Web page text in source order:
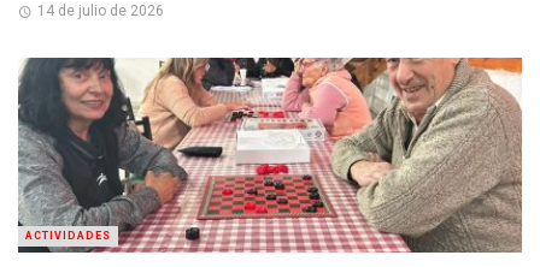
14 de julio de 2026
ACTIVIDADES